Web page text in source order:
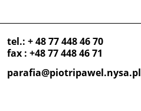
tel.: + 48 77 448 46 70
fax : +48 77 448 46 71
parafia@piotripawel.nysa.pl